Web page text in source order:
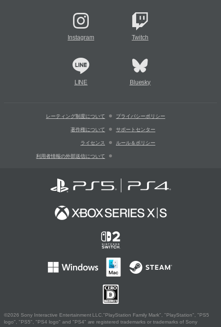
Instagram Twitch
LINE Bluesky
レーティング制度について プライバシーポリシー
著作権について サポートセンター
ライセンス ルール＆ポリシー
利用者情報の外部送信について
©2026 Sony Interactive Entertainment LLC."PlayStation Family Mark", "PlayStation", "PS5
logo", "PS5", "PS4 logo" and "PS4" are registered trademarks or trademarks of Sony